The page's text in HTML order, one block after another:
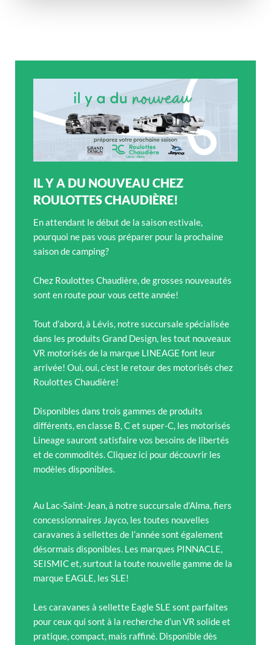
IL Y A DU NOUVEAU CHEZ
ROULOTTES CHAUDIÈRE!
En attendant le début de la saison estivale,
pourquoi ne pas vous préparer pour la prochaine
saison de camping?
Chez Roulottes Chaudière, de grosses nouveautés
sont en route pour vous cette année!
Tout d’abord, à Lévis, notre succursale spécialisée
dans les produits Grand Design, les tout nouveaux
VR motorisés de la marque LINEAGE font leur
arrivée! Oui, oui, c’est le retour des motorisés chez
Roulottes Chaudière!
Disponibles dans trois gammes de produits
différents, en classe B, C et super-C, les motorisés
Lineage sauront satisfaire vos besoins de libertés
et de commodités. Cliquez ici pour découvrir les
modèles disponibles.
Au Lac-Saint-Jean, à notre succursale d’Alma, fiers
concessionnaires Jayco, les toutes nouvelles
caravanes à sellettes de l’année sont également
désormais disponibles. Les marques PINNACLE,
SEISMIC et, surtout la toute nouvelle gamme de la
marque EAGLE, les SLE!
Les caravanes à sellette Eagle SLE sont parfaites
pour ceux qui sont à la recherche d’un VR solide et
pratique, compact, mais raffiné. Disponible dès